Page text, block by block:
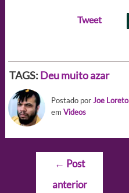
Tweet
TAGS: Deu muito azar
Postado porJoe Loreto
em Videos
Navegação
Post
← Post
anterior